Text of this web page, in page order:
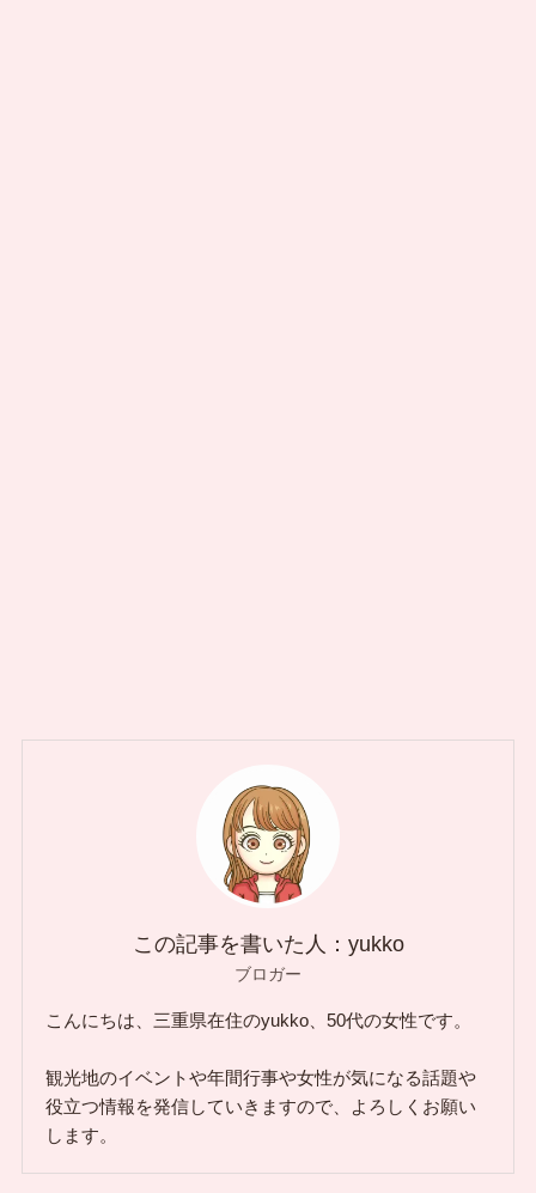
この記事を書いた人：yukko
ブロガー
こんにちは、三重県在住のyukko、50代の女性です。
観光地のイベントや年間行事や女性が気になる話題や
役立つ情報を発信していきますので、よろしくお願い
します。